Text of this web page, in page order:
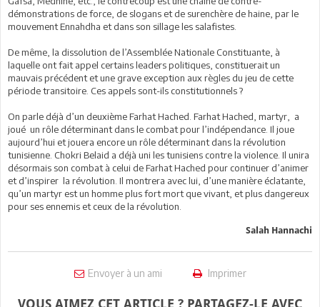
démonstrations de force, de slogans et de surenchère de haine, par le
mouvement Ennahdha et dans son sillage les salafistes.
De même, la dissolution de l’Assemblée Nationale Constituante, à
laquelle ont fait appel certains leaders politiques, constituerait un
mauvais précédent et une grave exception aux règles du jeu de cette
période transitoire. Ces appels sont-ils constitutionnels ?
On parle déjà d’un deuxième Farhat Hached. Farhat Hached, martyr, a
joué un rôle déterminant dans le combat pour l’indépendance. Il joue
aujourd’hui et jouera encore un rôle déterminant dans la révolution
tunisienne. Chokri Belaid a déjà uni les tunisiens contre la violence. Il unira
désormais son combat à celui de Farhat Hached pour continuer d’animer
et d’inspirer la révolution. Il montrera avec lui, d’une manière éclatante,
qu’un martyr est un homme plus fort mort que vivant, et plus dangereux
pour ses ennemis et ceux de la révolution.
Salah Hannachi
Envoyer à un ami Imprimer
VOUS AIMEZ CET ARTICLE ? PARTAGEZ-LE AVEC